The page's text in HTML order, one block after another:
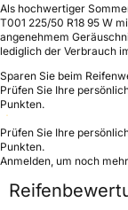
Als hochwertiger
T001 225/50 R18 95 W
angenehmem
lediglich der Verbrauch
Sparen Sie beim
Prüfen Sie Ihre
Punkten.
Prüfen Sie Ihre
Punkten.
Anmelden, um noch